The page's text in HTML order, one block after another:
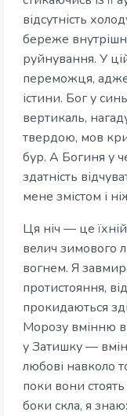
відсутність
береже
руйнування. У
переможця,
істини. Бог у
вертикаль,
твердою, мов
бур. А Богиня у
здатність
мене змістом і
Ця ніч — це
велич зимового
вогнем. Я
протистояння,
прокидаються
Морозу вмінню
у Затишку —
любові навколо
поки вони
боки скла, я